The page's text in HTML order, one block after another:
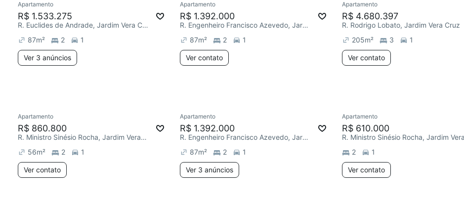
Apartamento
R$ 1.533.275
R. Euclides de Andrade, Jardim Vera Cruz
87m² 2 1
Ver 3 anúncios
Redecorar
Apartamento
R$ 1.392.000
R. Engenheiro Francisco Azevedo, Jardim Vera Cruz
87m² 2 1
Ver contato
Apartamento
R$ 4.680.397
R. Rodrigo Lobato, Jardim Vera Cruz
205m² 3 1
Ver contato
Apartamento
R$ 860.800
R. Ministro Sinésio Rocha, Jardim Vera Cruz
56m² 2 1
Ver contato
Apartamento
R$ 1.392.000
R. Engenheiro Francisco Azevedo, Jardim Vera Cruz
87m² 2 1
Ver 3 anúncios
Apartamento
R$ 610.000
2
1
Ver contato